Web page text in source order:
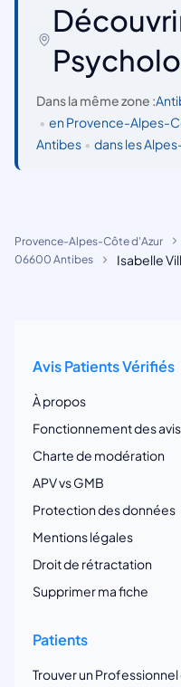
Dans la même zone :
• en Provence-Alpes-
Antibes • dans les
Provence-Alpes-Côte d'Azur
06600 Antibes
Isabelle
Avis Patients Vérifiés
À propos
Fonctionnement des avis
Charte de modération
APV vs GMB
Protection des données
Mentions légales
Droit de rétractation
Supprimer ma fiche
Patients
Trouver un Professionnel